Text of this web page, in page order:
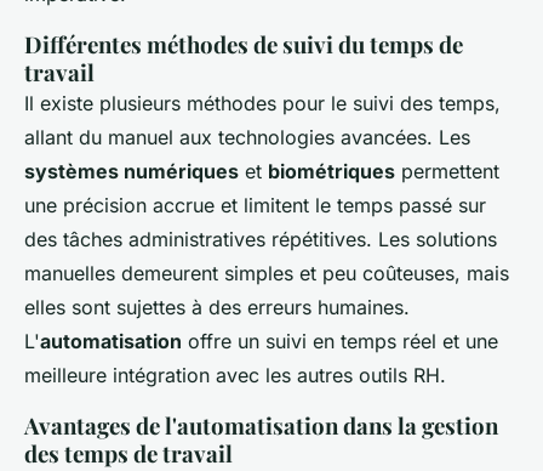
Différentes méthodes de suivi du temps de
travail
Il existe plusieurs méthodes pour le suivi des temps,
allant du manuel aux technologies avancées. Les
systèmes numériques et biométriques permettent
une précision accrue et limitent le temps passé sur
des tâches administratives répétitives. Les solutions
manuelles demeurent simples et peu coûteuses, mais
elles sont sujettes à des erreurs humaines.
L'automatisation offre un suivi en temps réel et une
meilleure intégration avec les autres outils RH.
Avantages de l'automatisation dans la gestion
des temps de travail